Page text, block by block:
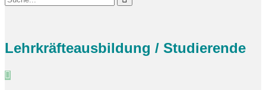
Lehrkräfteausbildung / Studierende